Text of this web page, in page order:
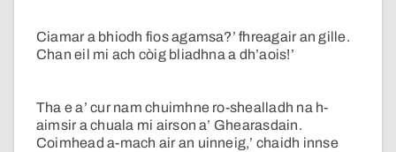
Ciamar a bhiodh fios agamsa?’ fhreagair an gille.
Chan eil mi ach còig bliadhna a dh’aois!’
Tha e a’ cur nam chuimhne ro-shealladh na h-
aimsir a chuala mi airson a’ Ghearasdain.
Coimhead a-mach air an uinneig,’ chaidh innse